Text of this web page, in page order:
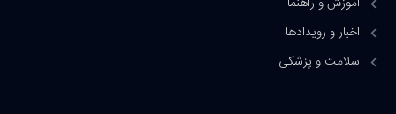
اخبار و رویدادها
سلامت و پزشکی